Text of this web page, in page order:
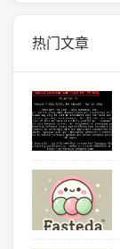
热门文章